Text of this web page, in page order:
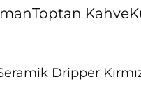
Toptan Kahve
Dripper